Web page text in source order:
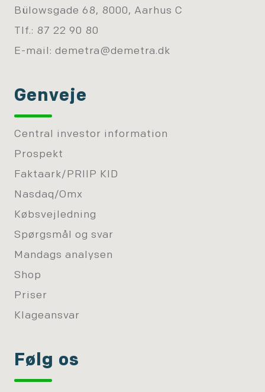
Bülowsgade 68, 8000, Aarhus C
Tlf.: 87 22 90 80
E-mail: demetra@demetra.dk
Genveje
Central investor information
Prospekt
Faktaark/PRIIP KID
Nasdaq/Omx
Købsvejledning
Spørgsmål og svar
Mandags analysen
Shop
Priser
Klageansvar
Følg os